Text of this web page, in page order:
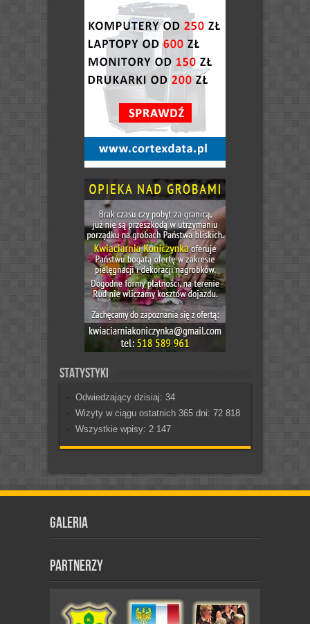
Statystyki
Odwiedzający dzisiaj: 34
Wizyty w ciągu ostatnich 365 dni: 72 818
Wszystkie wpisy: 2 147
Galeria
Partnerzy